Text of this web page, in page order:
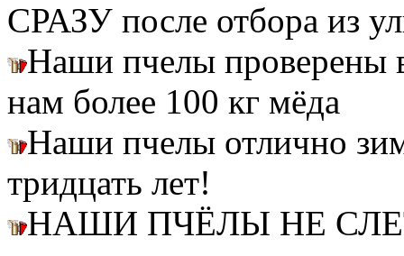
СРАЗУ после отбора из
Наши пчелы
нам более 100 кг мёда
Наши пчелы отлично
тридцать лет!
НАШИ ПЧЁЛЫ НЕ